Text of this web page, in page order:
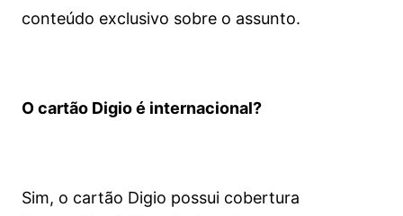
conteúdo exclusivo sobre o assunto.
O cartão Digio é internacional?
Sim, o cartão Digio possui cobertura